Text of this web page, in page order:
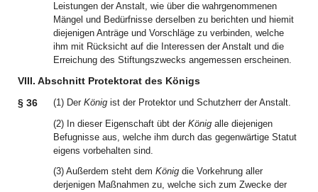
Leistungen der Anstalt, wie über die wahrgenommenen
Mängel und Bedürfnisse derselben zu berichten und hiemit
diejenigen Anträge und Vorschläge zu verbinden, welche
ihm mit Rücksicht auf die Interessen der Anstalt und die
Erreichung des Stiftungszwecks angemessen erscheinen.
VIII. Abschnitt Protektorat des Königs
§ 36
(1) Der König ist der Protektor und Schutzherr der Anstalt.
(2) In dieser Eigenschaft übt der König alle diejenigen
Befugnisse aus, welche ihm durch das gegenwärtige Statut
eigens vorbehalten sind.
(3) Außerdem steht dem König die Vorkehrung aller
derjenigen Maßnahmen zu, welche sich zum Zwecke der